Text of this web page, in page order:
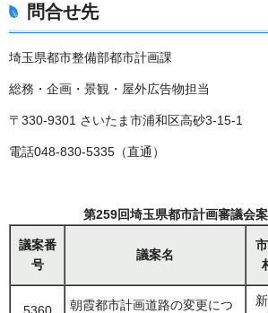
問合せ先
埼玉県都市整備部都市計画課
総務・企画・景観・屋外広告物担当
〒330-9301 さいたま市浦和区高砂3-15-1
電話048-830-5335（直通）
第259回埼玉県都市計画審議会
議案番
号
議案名
5360
朝霞都市計画道路の変更につ